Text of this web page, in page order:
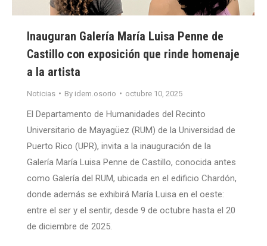
Inauguran Galería María Luisa Penne de
Castillo con exposición que rinde homenaje
a la artista
Noticias By idem.osorio octubre 10, 2025
El Departamento de Humanidades del Recinto
Universitario de Mayagüez (RUM) de la Universidad de
Puerto Rico (UPR), invita a la inauguración de la
Galería María Luisa Penne de Castillo, conocida antes
como Galería del RUM, ubicada en el edificio Chardón,
donde además se exhibirá María Luisa en el oeste:
entre el ser y el sentir, desde 9 de octubre hasta el 20
de diciembre de 2025.